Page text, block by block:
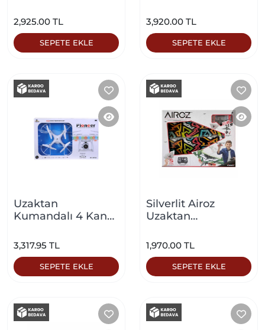
2,925.00 TL
SEPETE EKLE
Drone Mavi
3,920.00 TL
SEPETE EKLE
Uzaktan
Kumandalı 4 Kanal
Drone Beyaz
3,317.95 TL
SEPETE EKLE
Silverlit Airoz
Uzaktan
Rengarenk
1,970.00 TL
SEPETE EKLE